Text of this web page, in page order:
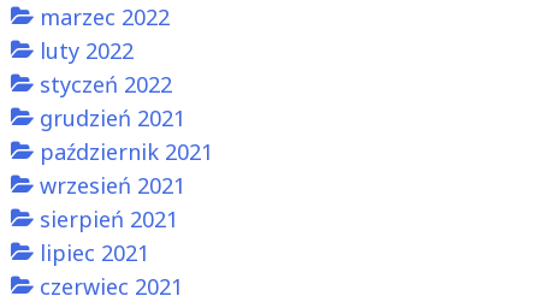
marzec 2022
luty 2022
styczeń 2022
grudzień 2021
październik 2021
wrzesień 2021
sierpień 2021
lipiec 2021
czerwiec 2021